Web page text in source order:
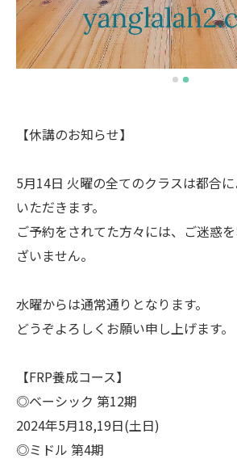
【休講のお知らせ】
5月14日 火曜の全てのクラスは都合
いただきます。
ご予約をされてた方々には、ご迷惑
ざいません。
水曜からは通常通りとなります。
どうぞよろしくお願い申し上げます。
【FRP養成コース】
◎ベーシック 第12期
2024年5月18,19日(土日)
◎ミドル 第4期